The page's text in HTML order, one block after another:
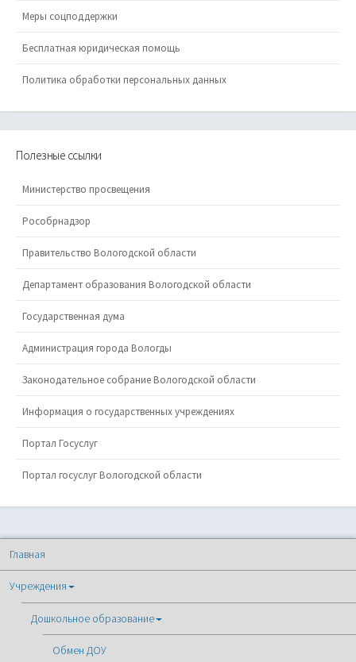
Меры соцподдержки
Бесплатная юридическая помощь
Политика обработки персональных данных
Полезные ссылки
Министерство просвещения
Рособрнадзор
Правительство Вологодской области
Департамент образования Вологодской области
Государственная дума
Администрация города Вологды
Законодательное собрание Вологодской области
Информация о государственных учреждениях
Портал Госуслуг
Портал госуслуг Вологодской области
Главная
Учреждения
Дошкольное образование
Обмен ДОУ